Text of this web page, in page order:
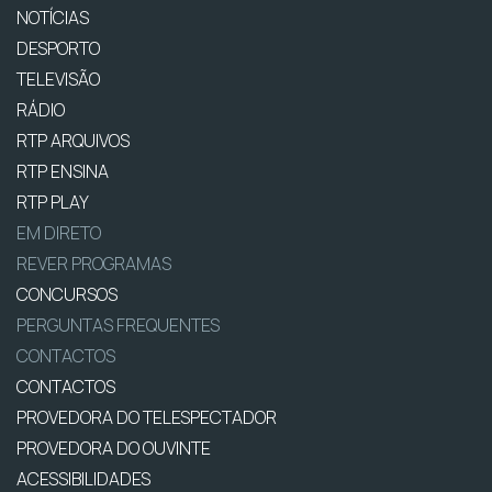
NOTÍCIAS
DESPORTO
TELEVISÃO
RÁDIO
RTP ARQUIVOS
RTP ENSINA
RTP PLAY
EM DIRETO
REVER PROGRAMAS
CONCURSOS
PERGUNTAS FREQUENTES
CONTACTOS
CONTACTOS
PROVEDORA DO TELESPECTADOR
PROVEDORA DO OUVINTE
ACESSIBILIDADES